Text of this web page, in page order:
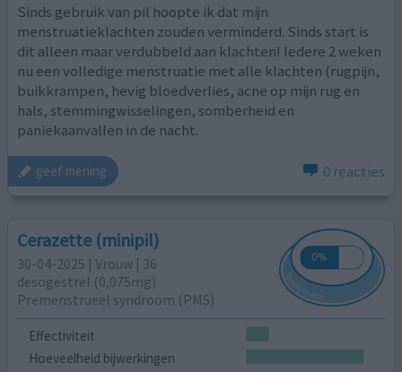
Sinds gebruik van pil hoopte ik dat mijn
menstruatieklachten zouden verminderd. Sinds start is
dit alleen maar verdubbeld aan klachten! Iedere 2 weken
nu een volledige menstruatie met alle klachten (rugpijn,
buikkrampen, hevig bloedverlies, acne op mijn rug en
hals, stemmingwisselingen, somberheid en
paniekaanvallen in de nacht.
geef mening 0 reacties
Cerazette (minipil)
30-04-2025 | Vrouw | 36
desogestrel (0,075mg)
Premenstrueel syndroom (PMS)
Effectiviteit
Hoeveelheid bijwerkingen